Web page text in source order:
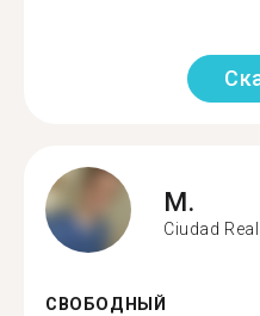
M.
Ciudad Real
СВОБОДНЫЙ